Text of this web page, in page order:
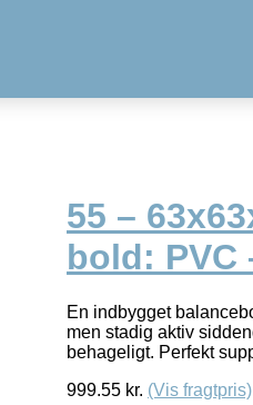
55 –
bold:
En indbygget
men stadig aktiv
behageligt. Perfekt
999.55 kr. (Vis fragtpris)